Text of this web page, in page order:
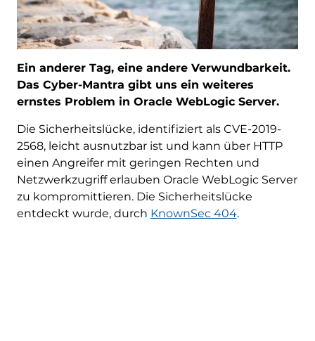
Ein anderer Tag, eine andere Verwundbarkeit.
Das Cyber-Mantra gibt uns ein weiteres
ernstes Problem in Oracle WebLogic Server.
Die Sicherheitslücke, identifiziert als CVE-2019-
2568, leicht ausnutzbar ist und kann über HTTP
einen Angreifer mit geringen Rechten und
Netzwerkzugriff erlauben Oracle WebLogic Server
zu kompromittieren. Die Sicherheitslücke
entdeckt wurde, durch KnownSec 404.